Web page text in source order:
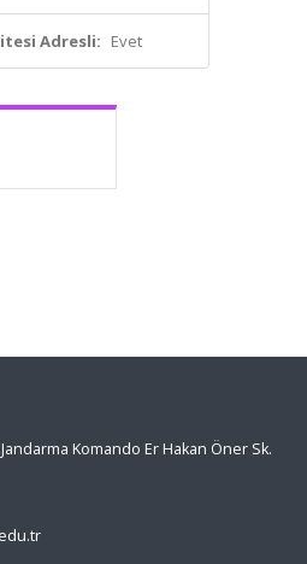
Adresli: Evet
Komando Er Hakan Öner Sk.